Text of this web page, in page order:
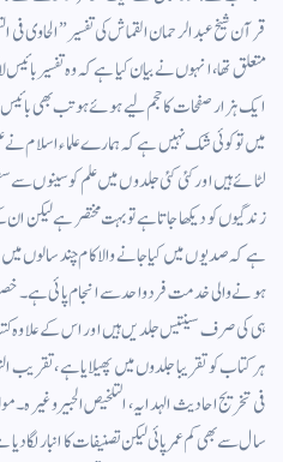
قرآن شیخ عبد الرحمان القماش کی تفسیر ” الحاوی
متعلق تھا، انہوں نے بیان کیا ہے کہ وہ تفسیر
ایک ہزار صفحات کا حجم لیے ہوئے ہو تب بھی
میں تو کوئی شک نہیں ہے کہ ہمارے علماء اسلام نے
لٹائے ہیں اور کئی کئی جلدوں میں علم کو سینوں
زندگیوں کو دیکھا جاتا ہے تو بہت مختصر ہے لیکن
ہے کہ صدیوں میں کیا جانے والا کام چند سالوں
ہونے والی خدمت فرد واحد سے انجام پائی ہے۔
ہی کی صرف سینتیس جلدیں ہیں اور اس کے علاوہ
ہر کتاب کو تقریبا جلدوں میں پھیلایا ہے، تقریب
فی تخریج احادیث الہدایہ، التلخیص الحبیر وغیرہ۔
سال سے بھی کم عمر پائی لیکن تصنیفات کا انبار لگا